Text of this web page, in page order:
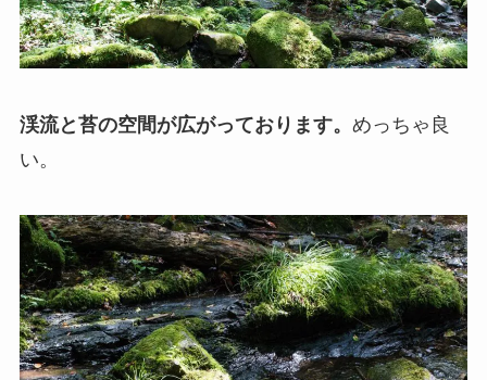
渓流と苔の空間が広がっております。 めっちゃ良
い。